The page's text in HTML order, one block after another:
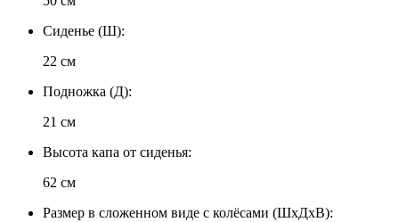
Сиденье (Ш):
22 см
Подножка (Д):
21 см
Высота капа от сиденья:
62 см
Размер в сложенном виде с колёсами (ШхДхВ):